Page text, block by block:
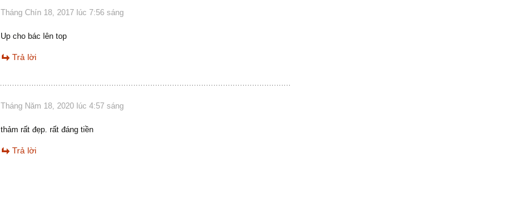
Tháng Chín 18, 2017 lúc 7:56 sáng
Up cho bác lên top
Trả lời
Tháng Năm 18, 2020 lúc 4:57 sáng
thảm rất đẹp. rất đáng tiền
Trả lời